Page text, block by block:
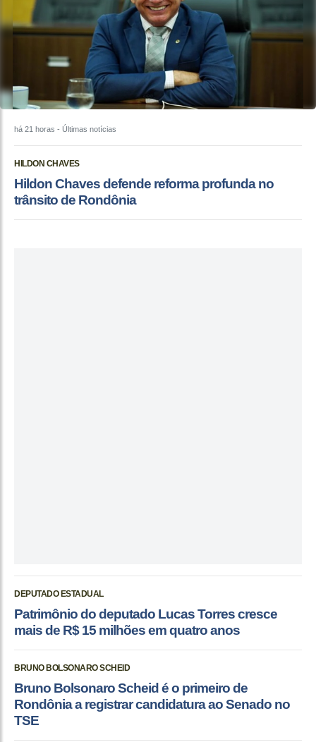
há 21 horas - Últimas notícias
HILDON CHAVES
Hildon Chaves defende reforma profunda no
trânsito de Rondônia
DEPUTADO ESTADUAL
Patrimônio do deputado Lucas Torres cresce
mais de R$ 15 milhões em quatro anos
BRUNO BOLSONARO SCHEID
Bruno Bolsonaro Scheid é o primeiro de
Rondônia a registrar candidatura ao Senado no
TSE